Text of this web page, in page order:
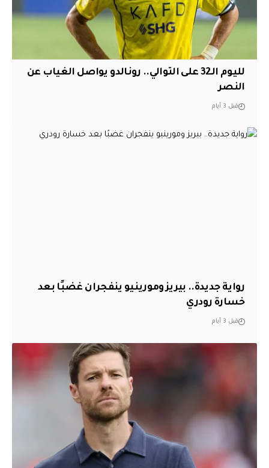
لليوم الـ32 على التوالي.. رونالدو يواصل الغياب عن
النصر
قبل 3 أيام
رواية جديدة.. بيريز ومورينيو ينفجران غضبًا بعد
خسارة رودري
قبل 3 أيام